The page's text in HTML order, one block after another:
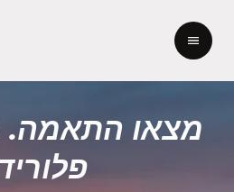
מצאו התאמה.